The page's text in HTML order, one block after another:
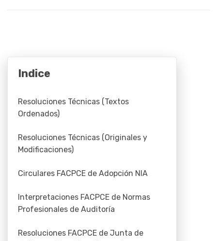
Indice
Resoluciones Técnicas (Textos
Ordenados)
Resoluciones Técnicas (Originales y
Modificaciones)
Circulares FACPCE de Adopción NIA
Interpretaciones FACPCE de Normas
Profesionales de Auditoría
Resoluciones FACPCE de Junta de